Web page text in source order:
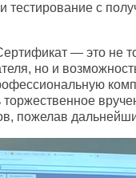
тестирование с
— это не
, но и
торжественное
, пожелав